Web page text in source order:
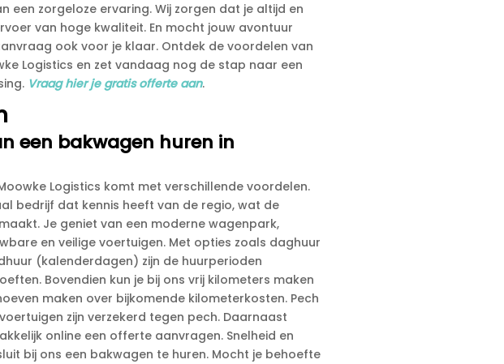
een zorgeloze ervaring.​ Wij zorgen dat je altijd en
van hoge kwaliteit.​ En mocht jouw avontuur
ook voor je klaar.​ Ontdek de voordelen van
Logistics en zet vandaag nog de stap naar een
Vraag hier je gratis offerte aan.​
een bakwagen huren in
Logistics komt met verschillende voordelen.​
bedrijf dat kennis heeft van de regio, wat de
Je geniet van een moderne wagenpark,
en veilige voertuigen.​ Met opties zoals daghuur
(kalenderdagen) zijn de huurperioden
Bovendien kun je bij ons vrij kilometers maken
maken over bijkomende kilometerkosten.​ Pech
zijn verzekerd tegen pech.​ Daarnaast
online een offerte aanvragen.​ Snelheid en
bij ons een bakwagen te huren.​ Mocht je behoefte